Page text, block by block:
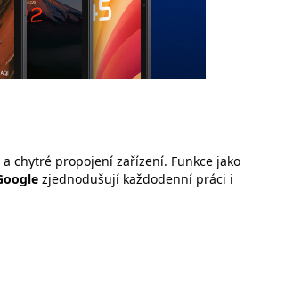
chytré propojení zařízení. Funkce jako
zjednodušují každodenní práci i